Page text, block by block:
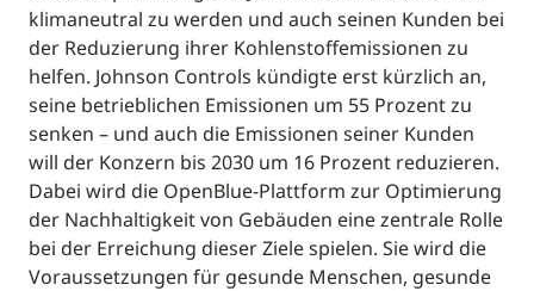
klimaneutral zu werden und auch seinen Kunden bei
der Reduzierung ihrer Kohlenstoffemissionen zu
helfen. Johnson Controls kündigte erst kürzlich an,
seine betrieblichen Emissionen um 55 Prozent zu
senken – und auch die Emissionen seiner Kunden
will der Konzern bis 2030 um 16 Prozent reduzieren.
Dabei wird die OpenBlue-Plattform zur Optimierung
der Nachhaltigkeit von Gebäuden eine zentrale Rolle
bei der Erreichung dieser Ziele spielen. Sie wird die
Voraussetzungen für gesunde Menschen, gesunde